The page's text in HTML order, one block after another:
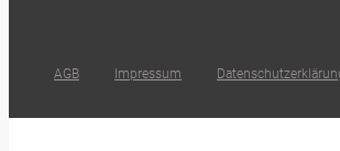
AGB Impressum